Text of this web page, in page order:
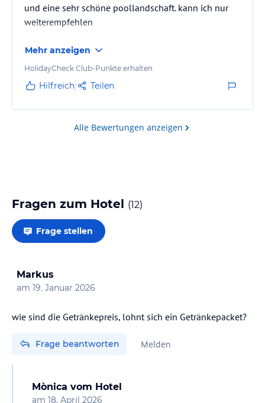
und eine sehr schöne poollandschaft. kann ich nur
weiterempfehlen
Mehr anzeigen
HolidayCheck Club-Punkte erhalten
Hilfreich Teilen
Alle Bewertungen anzeigen
Fragen zum Hotel (12)
Frage stellen
Markus
am 19. Januar 2026
wie sind die Getränkepreis, lohnt sich ein Getränkepacket?
Frage beantworten Melden
Mònica vom Hotel
am 18. April 2026